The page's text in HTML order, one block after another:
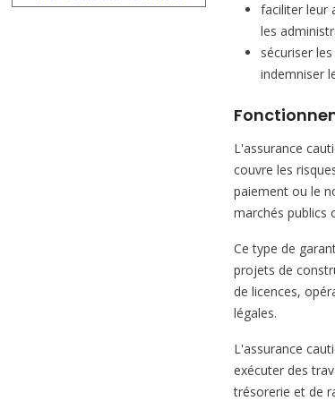
faciliter leur
les
sécuriser
indemniser
L'assurance
couvre les
paiement ou le
marchés publics
Ce type de
projets de
de licences,
légales.
L'assurance
exécuter des
trésorerie et de